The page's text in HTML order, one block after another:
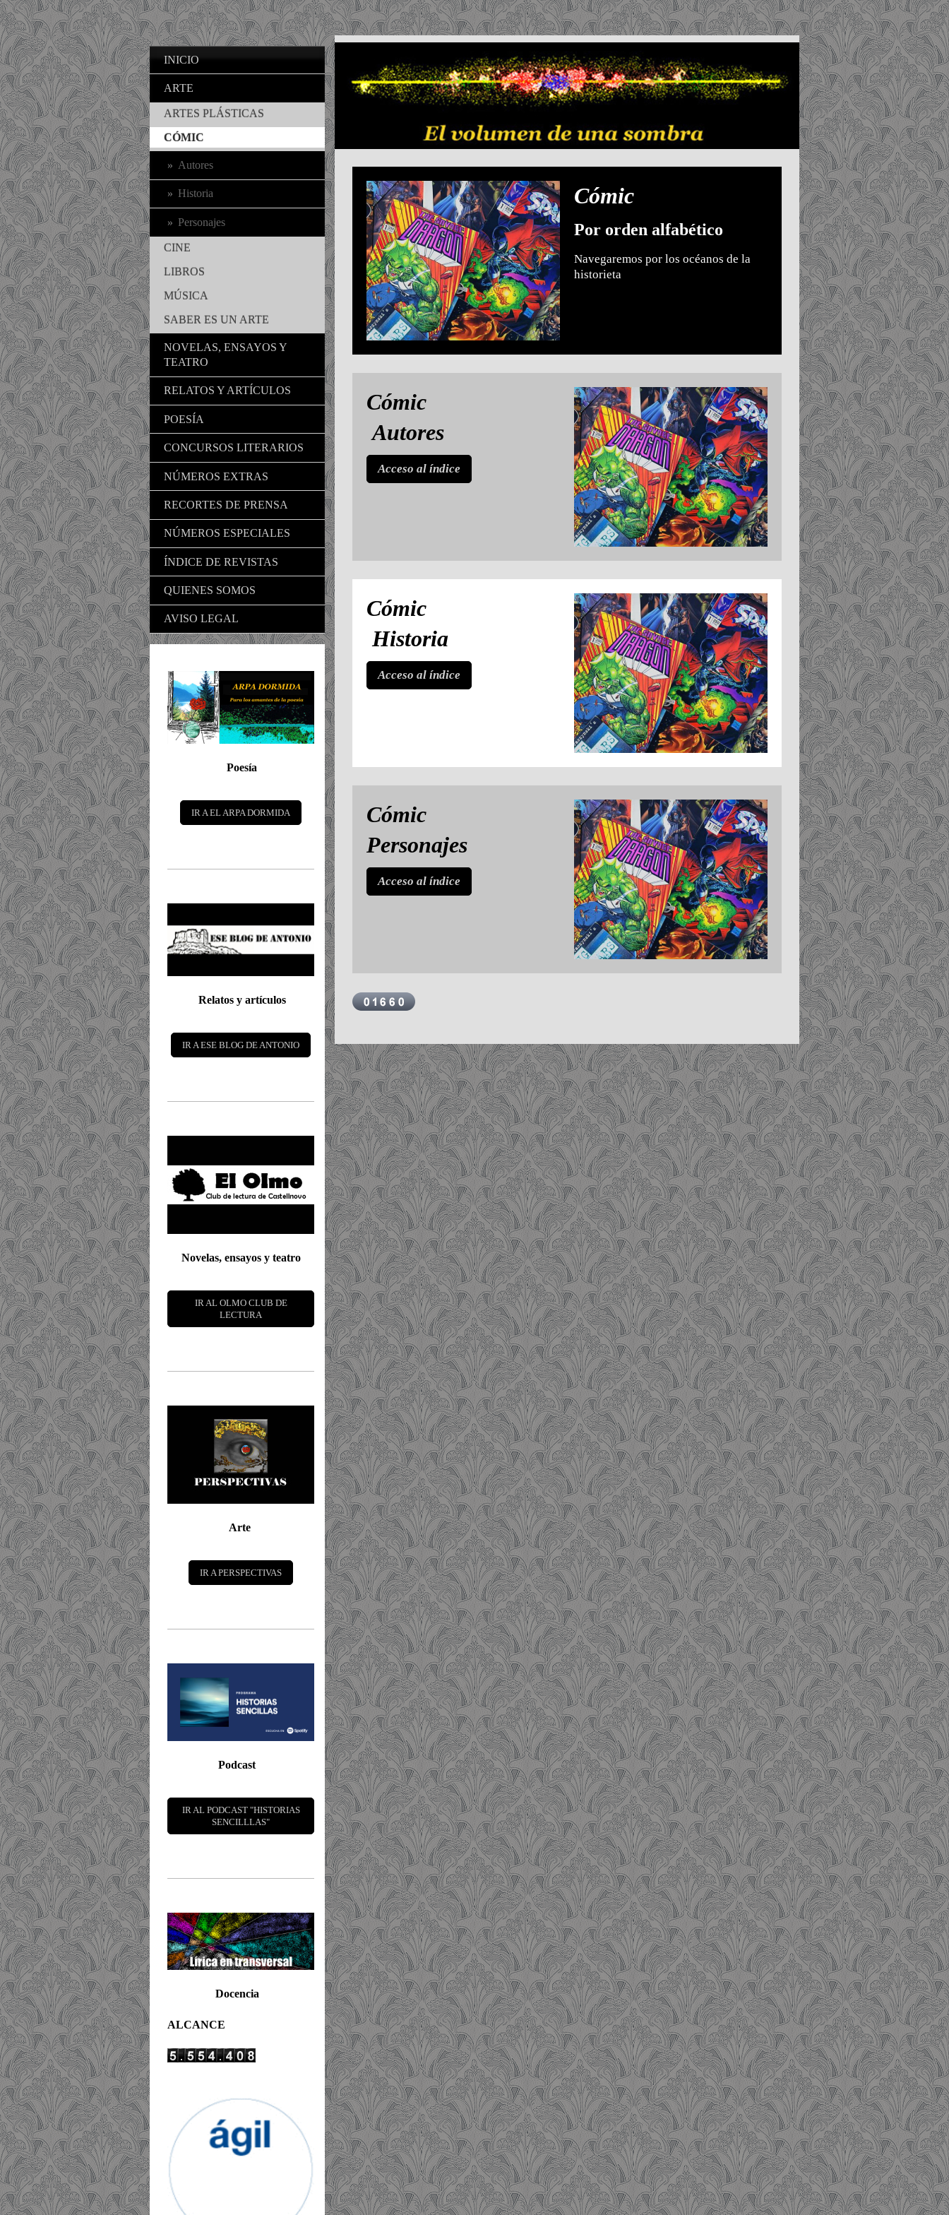
Cómic
Por orden alfabético
Navegaremos por los océanos de la
historieta
Cómic
Autores
Acceso al índice
Cómic
Historia
Acceso al índice
Cómic
Personajes
Acceso al índice
INICIO
ARTE
ARTES PLÁSTICAS
CÓMIC
Autores
Historia
Personajes
CINE
LIBROS
MÚSICA
SABER ES UN ARTE
NOVELAS, ENSAYOS Y
TEATRO
RELATOS Y ARTÍCULOS
POESÍA
CONCURSOS LITERARIOS
NÚMEROS EXTRAS
RECORTES DE PRENSA
NÚMEROS ESPECIALES
ÍNDICE DE REVISTAS
QUIENES SOMOS
AVISO LEGAL
Poesía
IR A EL ARPA DORMIDA
Relatos y artículos
IR A ESE BLOG DE ANTONIO
Novelas, ensayos y teatro
IR AL OLMO CLUB DE
LECTURA
Arte
IR A PERSPECTIVAS
Podcast
IR AL PODCAST "HISTORIAS
SENCILLLAS"
Docencia
ALCANCE